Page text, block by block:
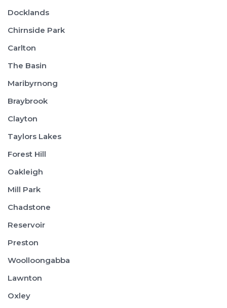
Docklands
Chirnside Park
Carlton
The Basin
Maribyrnong
Braybrook
Clayton
Taylors Lakes
Forest Hill
Oakleigh
Mill Park
Chadstone
Reservoir
Preston
Woolloongabba
Lawnton
Oxley